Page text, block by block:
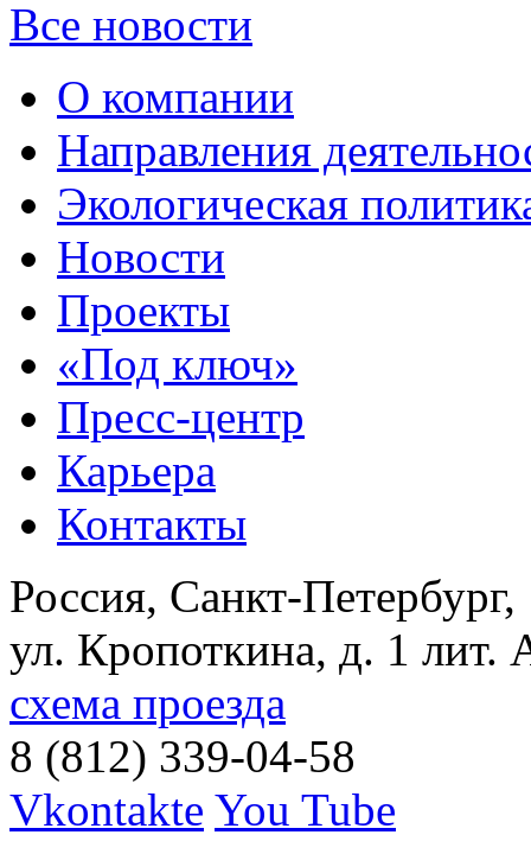
Все новости
О компании
Направления
Экологическая
Новости
Проекты
«Под ключ»
Пресс-центр
Карьера
Контакты
Россия, Санкт-Петербург,
ул. Кропоткина, д. 1 лит.
схема проезда
8 (812) 339-04-58
Vkontakte You Tube